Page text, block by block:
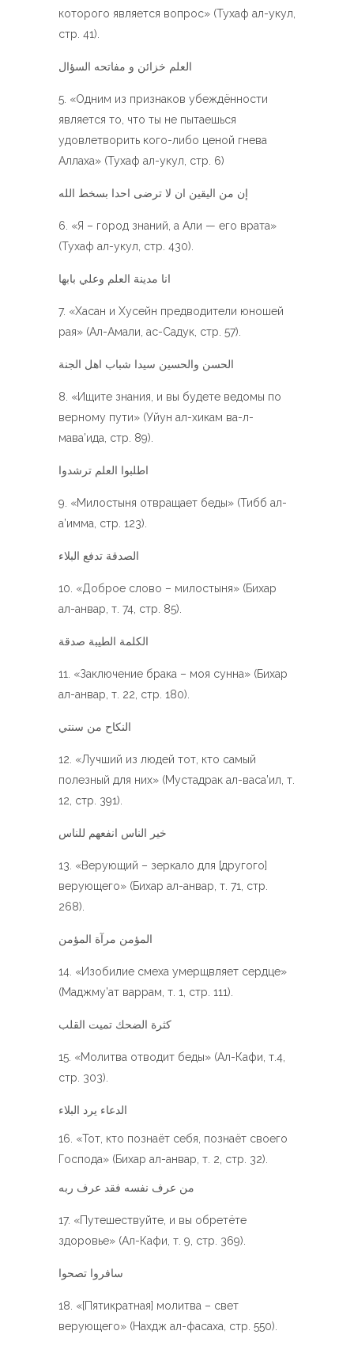
которого является вопрос» (Тухаф ал-укул,
стр. 41).
العلم خزائن و مفاتحه السؤال
«Одним из признаков убеждённости
является то, что ты не пытаешься
удовлетворить кого-либо ценой гнева
Аллаха» (Тухаф ал-укул, стр. 6)
إن من اليقين ان لا ترضى احدا بسخط الله
«Я – город знаний, а Али — его врата»
(Тухаф ал-укул, стр. 430).
انا مدينة العلم وعلي بابها
«Хасан и Хусейн предводители юношей
рая» (Ал-Амали, ас-Садук, стр. 57).
الحسن والحسين سيدا شباب اهل الجنة
«Ищите знания, и вы будете ведомы по
верному пути» (Уйун ал-хикам ва-л-
мава’ида, стр. 89).
اطلبوا العلم ترشدوا
«Милостыня отвращает беды» (Тибб ал-
а’имма, стр. 123).
الصدقة تدفع البلاء
«Доброе слово – милостыня» (Бихар
ал-анвар, т. 74, стр. 85).
الكلمة الطيبة صدقة
«Заключение брака – моя сунна» (Бихар
ал-анвар, т. 22, стр. 180).
النكاح من سنتي
«Лучший из людей тот, кто самый
полезный для них» (Мустадрак ал-васа’ил, т.
12, стр. 391).
خير الناس انفعهم للناس
«Верующий – зеркало для [другого]
верующего» (Бихар ал-анвар, т. 71, стр.
268).
المؤمن مرآة المؤمن
«Изобилие смеха умерщвляет сердце»
(Маджму’ат варрам, т. 1, стр. 111).
كثرة الضحك تميت القلب
«Молитва отводит беды» (Ал-Кафи, т.4,
стр. 303).
الدعاء يرد البلاء
16. «Тот, кто познаёт себя, познаёт своего
Господа» (Бихар ал-анвар, т. 2, стр. 32).
من عرف نفسه فقد عرف ربه
«Путешествуйте, и вы обретёте
здоровье» (Ал-Кафи, т. 9, стр. 369).
سافروا تصحوا
«[Пятикратная] молитва – свет
верующего» (Нахдж ал-фасаха, стр. 550).